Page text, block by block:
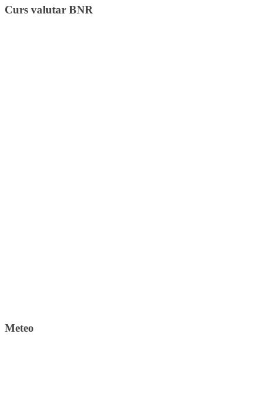
Curs valutar BNR
Meteo